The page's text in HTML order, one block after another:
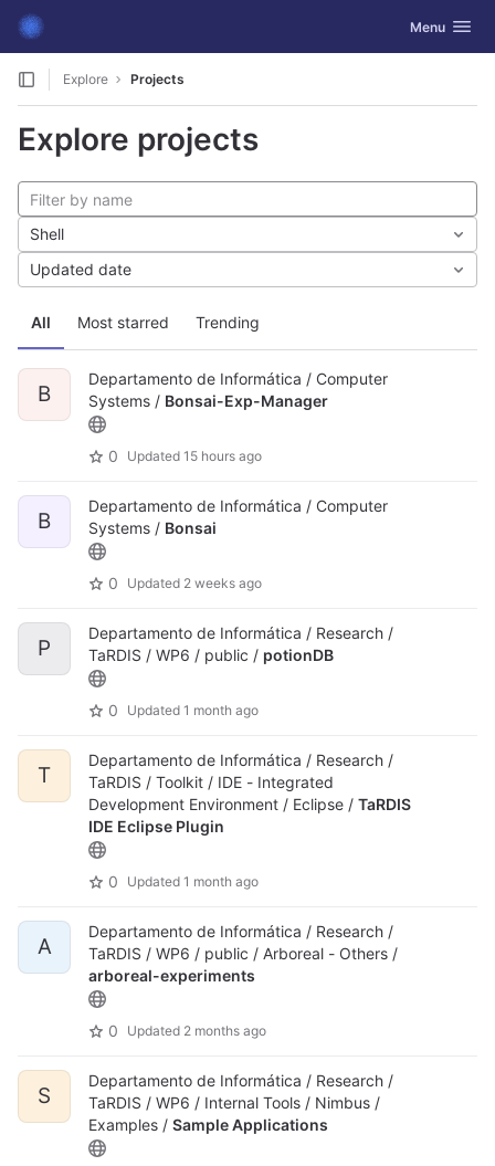
Skip to content
GitLab Toggle
Menu
Explore Projects
Explore projects
All Most starred Trending
Shell
Updated date
B
Departamento de Informática / Computer
Systems / Bonsai-Exp-Manager
0 Updated 15 hours ago
B
Departamento de Informática / Computer
Systems / Bonsai
0 Updated 2 weeks ago
P
Departamento de Informática / Research /
TaRDIS / WP6 / public / potionDB
0 Updated 1 month ago
T
Departamento de Informática / Research /
TaRDIS / Toolkit / IDE - Integrated
Development Environment / Eclipse / TaRDIS
IDE Eclipse Plugin
0 Updated 1 month ago
A
Departamento de Informática / Research /
TaRDIS / WP6 / public / Arboreal - Others /
arboreal-experiments
0 Updated 2 months ago
S
Departamento de Informática / Research /
TaRDIS / WP6 / Internal Tools / Nimbus /
Examples / Sample Applications